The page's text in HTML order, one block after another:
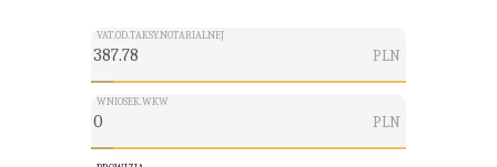
VAT.OD.TAKSY.NOTARIALNEJ
PLN
WNIOSEK.WKW
PLN